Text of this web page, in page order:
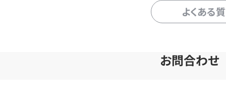
よくある
お問合わせ